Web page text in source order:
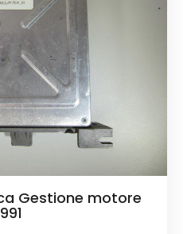
Gestione motore